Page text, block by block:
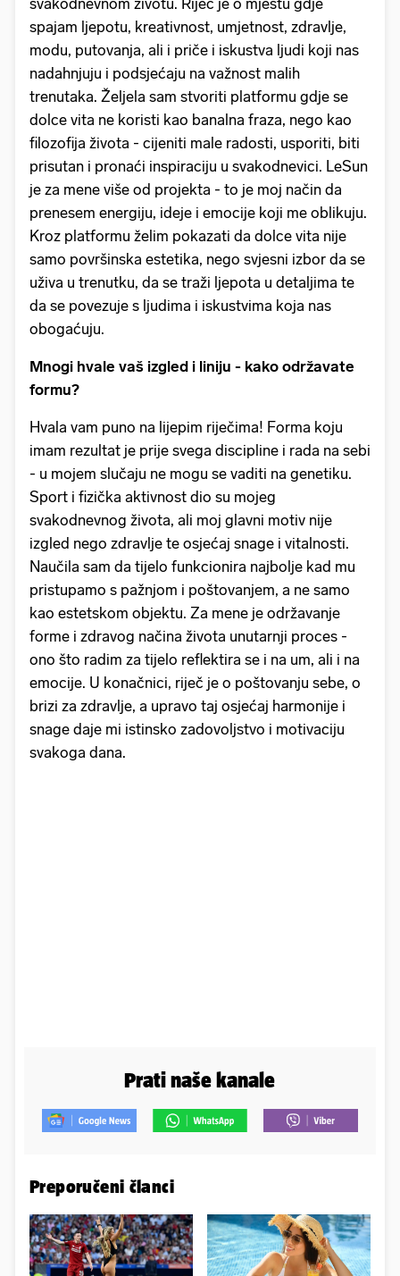
spajam ljepotu, kreativnost, umjetnost, zdravlje,
modu, putovanja, ali i priče i iskustva ljudi koji nas
nadahnjuju i podsjećaju na važnost malih
trenutaka. Željela sam stvoriti platformu gdje se
dolce vita ne koristi kao banalna fraza, nego kao
filozofija života - cijeniti male radosti, usporiti, biti
prisutan i pronaći inspiraciju u svakodnevici. LeSun
je za mene više od projekta - to je moj način da
prenesem energiju, ideje i emocije koji me oblikuju.
Kroz platformu želim pokazati da dolce vita nije
samo površinska estetika, nego svjesni izbor da se
uživa u trenutku, da se traži ljepota u detaljima te
da se povezuje s ljudima i iskustvima koja nas
obogaćuju.
Mnogi hvale vaš izgled i liniju - kako održavate
formu?
Hvala vam puno na lijepim riječima! Forma koju
imam rezultat je prije svega discipline i rada na sebi
- u mojem slučaju ne mogu se vaditi na genetiku.
Sport i fizička aktivnost dio su mojeg
svakodnevnog života, ali moj glavni motiv nije
izgled nego zdravlje te osjećaj snage i vitalnosti.
Naučila sam da tijelo funkcionira najbolje kad mu
pristupamo s pažnjom i poštovanjem, a ne samo
kao estetskom objektu. Za mene je održavanje
forme i zdravog načina života unutarnji proces -
ono što radim za tijelo reflektira se i na um, ali i na
emocije. U konačnici, riječ je o poštovanju sebe, o
brizi za zdravlje, a upravo taj osjećaj harmonije i
snage daje mi istinsko zadovoljstvo i motivaciju
svakoga dana.
Prati naše kanale
Preporučeni članci